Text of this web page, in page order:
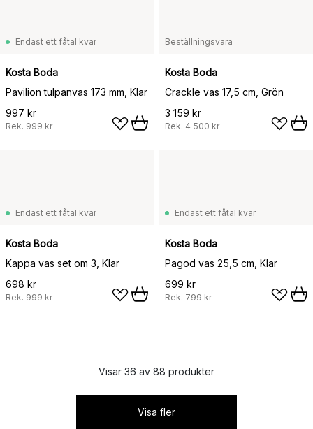
Endast ett fåtal kvar
Kosta Boda
Pavilion tulpanvas 173 mm, Klar
997 kr
Rek. 999 kr
Beställningsvara
Kosta Boda
Crackle vas 17,5 cm, Grön
3 159 kr
Rek. 4 500 kr
Endast ett fåtal kvar
Kosta Boda
Kappa vas set om 3, Klar
698 kr
Rek. 999 kr
Endast ett fåtal kvar
Kosta Boda
Pagod vas 25,5 cm, Klar
699 kr
Rek. 799 kr
Visar 36 av 88 produkter
Visa fler